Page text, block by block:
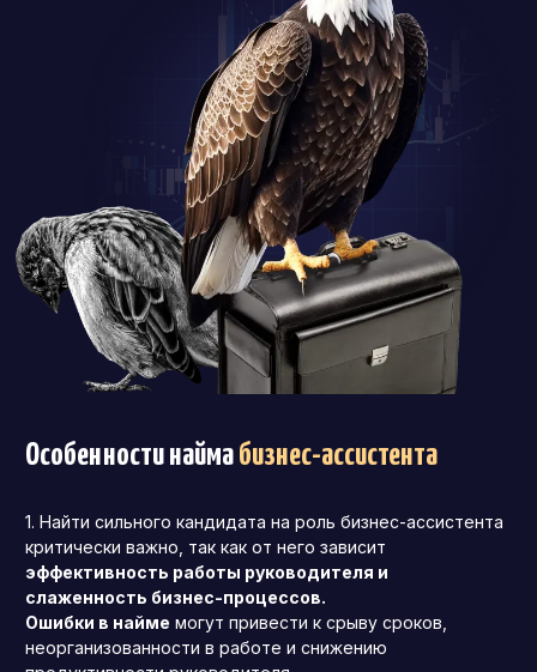
Особенности наймабизнес-ассистента
Найти сильного кандидата на роль бизнес-ассистента
критически важно, так как от него зависит
эффективность работы руководителя и
слаженность бизнес-процессов.
Ошибки в найме могут привести к срыву сроков,
неорганизованности в работе и снижению